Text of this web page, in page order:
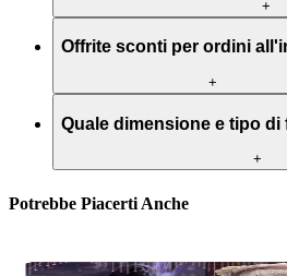
+
Offrite sconti per ordini
+
Quale dimensione e tipo
+
Potrebbe Piacerti Anche